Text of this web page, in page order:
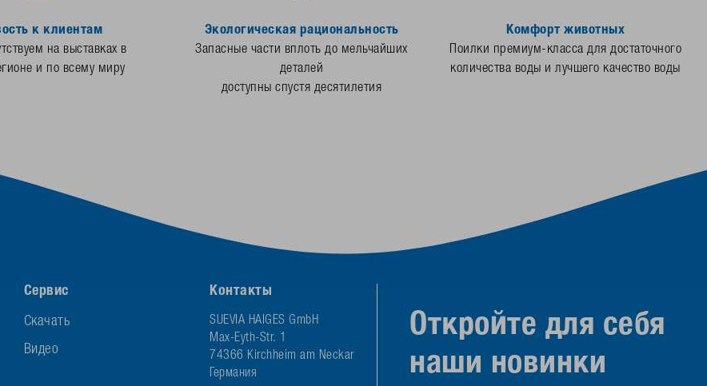
к клиентам
на выставках в
и по всему миру
Экологическая рациональность
Запасные части вплоть до мельчайших
деталей
доступны спустя десятилетия
Комфорт животных
Поилки премиум-класса для достаточного
количества воды и лучшего качество воды
Сервис
Скачать
Видео
Контакты
SUEVIA HAIGES GmbH
Max-Eyth-Str. 1
74366 Kirchheim am Neckar
Германия
Откройте для себя
наши новинки